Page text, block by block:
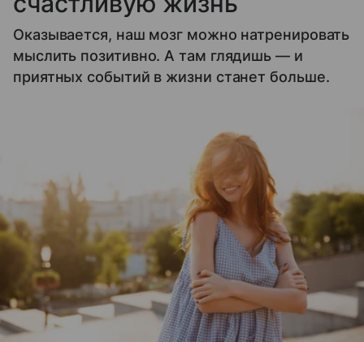
Оказывается, наш мозг можно натренировать
мыслить позитивно. А там глядишь — и
приятных событий в жизни станет больше.